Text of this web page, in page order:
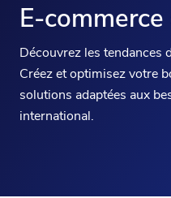
E-
Découvrez les tendances
Créez et optimisez votre
solutions adaptées aux
international.